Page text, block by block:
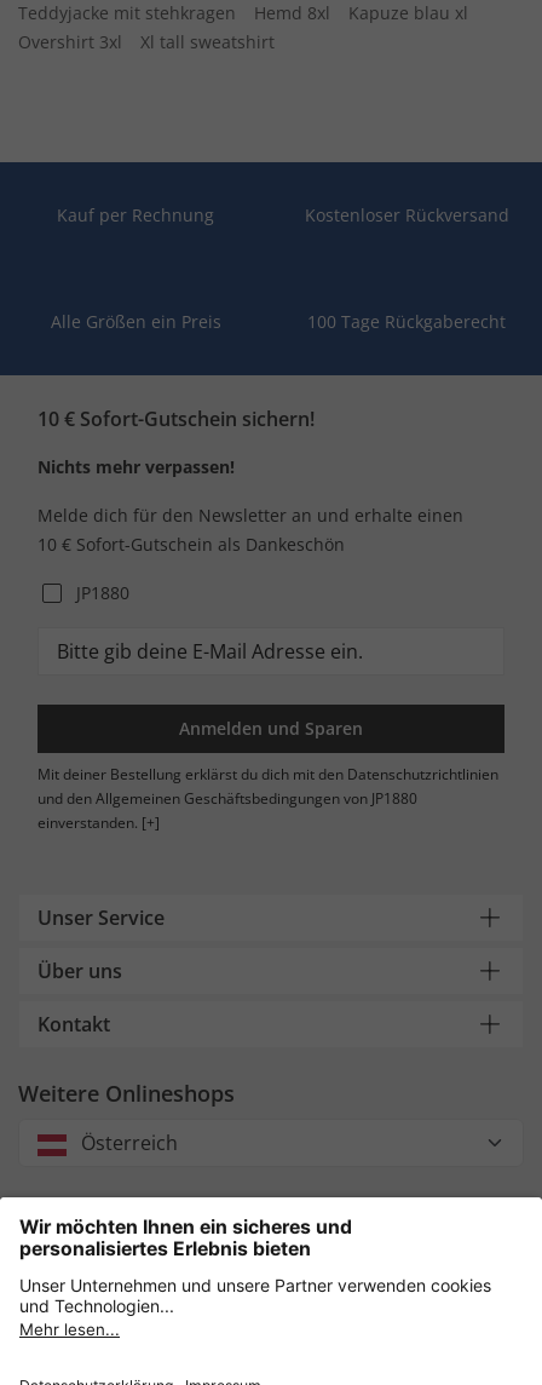
Teddyjacke mit stehkragen
Hemd 8xl
Kapuze blau xl
Overshirt 3xl
Xl tall sweatshirt
Kauf per Rechnung Kostenloser Rückversand
Alle Größen ein Preis 100 Tage Rückgaberecht
10 € Sofort-Gutschein sichern!
Nichts mehr verpassen!
Melde dich für den Newsletter an und erhalte einen
10 € Sofort-Gutschein als Dankeschön
JP1880
Anmelden und Sparen
Mit deiner Bestellung erklärst du dich mit den Datenschutzrichtlinien
und den Allgemeinen Geschäftsbedingungen von JP1880
einverstanden. [+]
Unser Service
Über uns
Kontakt
Weitere Onlineshops
Österreich
Unsere Zahlungsarten
Sicher einkaufen mit